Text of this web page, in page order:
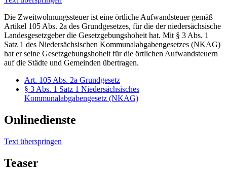
Die Zweitwohnungssteuer ist eine örtliche Aufwandsteuer gemäß
Artikel 105 Abs. 2a des Grundgesetzes, für die der niedersächsische
Landesgesetzgeber die Gesetzgebungshoheit hat. Mit § 3 Abs. 1
Satz 1 des Niedersächsischen Kommunalabgabengesetzes (NKAG)
hat er seine Gesetzgebungshoheit für die örtlichen Aufwandsteuern
auf die Städte und Gemeinden übertragen.
Art. 105 Abs. 2a Grundgesetz
§ 3 Abs. 1 Satz 1 Niedersächsisches
Kommunalabgabengesetz (NKAG)
Onlinedienste
Text überspringen
Teaser